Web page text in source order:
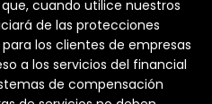
cuando utilice nuestros
de las protecciones
los clientes de empresas
a los servicios del financial
de compensación